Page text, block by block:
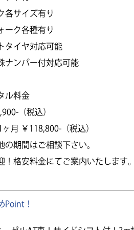
各サイズ有り
ーク各種有り
タイヤ対応可能
ナンバー付対応可能
ル料金
（税込）
ヶ月 ￥118,800-（税込）
の期間はご相談下さい。
！格安料金にてご案内いたします
Point！